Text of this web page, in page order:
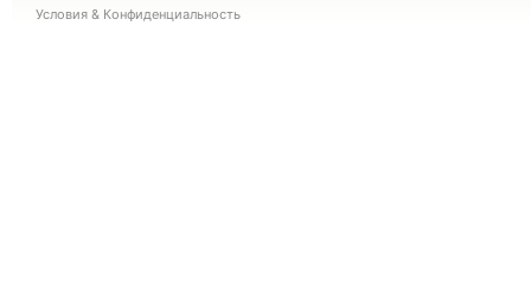
Условия & Конфиденциальность